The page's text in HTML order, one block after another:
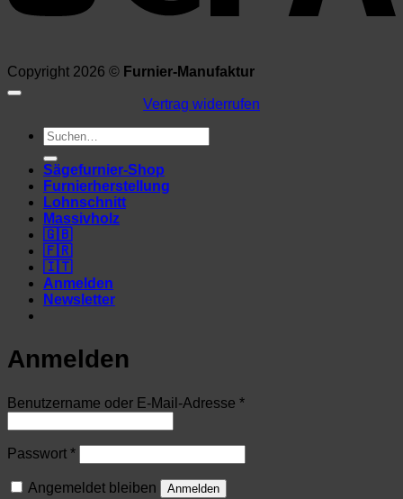
Copyright 2026 © Furnier-Manufaktur
Vertrag widerrufen
Suchen
nach:
Sägefurnier-Shop
Furnierherstellung
Lohnschnitt
Massivholz
🇬🇧
🇫🇷
🇮🇹
Anmelden
Newsletter
Anmelden
Benutzername oder E-Mail-Adresse *Erforderlich
Passwort *Erforderlich
Angemeldet bleiben Anmelden